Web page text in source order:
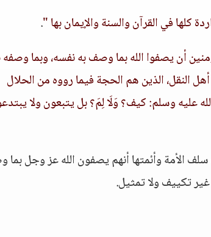
كلها في القرآن والسنة والإيمان بها ".
أن يصفوا الله بما وصف به نفسه، وبما وصفه
النقل، الذين هم الحجة فيما رووه من الحلال
عليه وسلم: كيف؟ وَلَا لِمَ؟ بل يتبعون ولا
الأمة وأئمتها أنهم يصفون الله عز وجل
تكييف ولا تمثيل.